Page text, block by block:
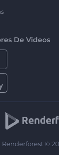
De Videos
Renderforest ©